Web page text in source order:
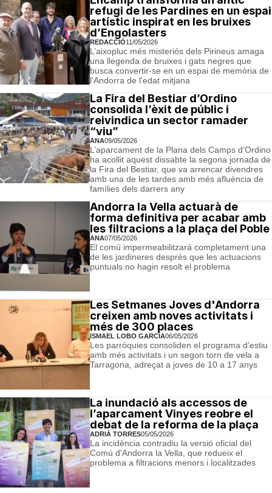
refugi de les Pardines en un espai
artístic inspirat en les bruixes
d’Engolasters
REDACCIÓ11/05/2026
L’aixopluc més misteriós dels Pirineus amaga
una llegenda de bruixes i gats negres que
busca convertir-se en un espai de memòria de
l'Andorra de l'edat mitjana
La Fira del Bestiar d’Ordino
consolida l’èxit de públic i
reivindica un sector ramader
“viu”
ANA09/05/2026
L’aparcament de la Plana dels Camps d’Ordino
ha acollit aquest dissabte la segona jornada de
la Fira del Bestiar, que va arrencar divendres
amb una de les tardes amb més afluència de
famílies dels darrers any
Andorra la Vella actuarà de
forma definitiva per acabar amb
les filtracions a la plaça del Poble
ANA07/05/2026
El comú impermeabilitzarà completament una
de les jardineres després que les actuacions
puntuals no hagin resolt el problema
Les Setmanes Joves d'Andorra
creixen amb noves activitats i
més de 300 places
ISMAEL LOBO GARCÍA06/05/2026
Les parròquies consoliden el programa d’estiu
amb més activitats i un segon torn de vela a
Tarragona, adreçat a joves de 10 a 17 anys
La inundació als accessos de
l’aparcament Vinyes reobre el
debat de la reforma de la plaça
ADRIÀ TORRES05/05/2026
La incidència contradiu la versió oficial del
Comú d'Andorra la Vella, que redueix el
problema a filtracions menors i localitzades